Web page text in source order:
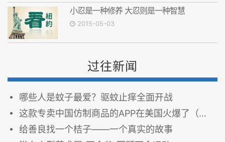
小忍是一种修养 大忍则是一种智慧
2015-05-03
过往新闻
哪些人是蚊子最爱？驱蚊止痒全面开战
这款专卖中国仿制商品的APP在美国火爆了（图）
给善良找一个桔子——一个真实的故事